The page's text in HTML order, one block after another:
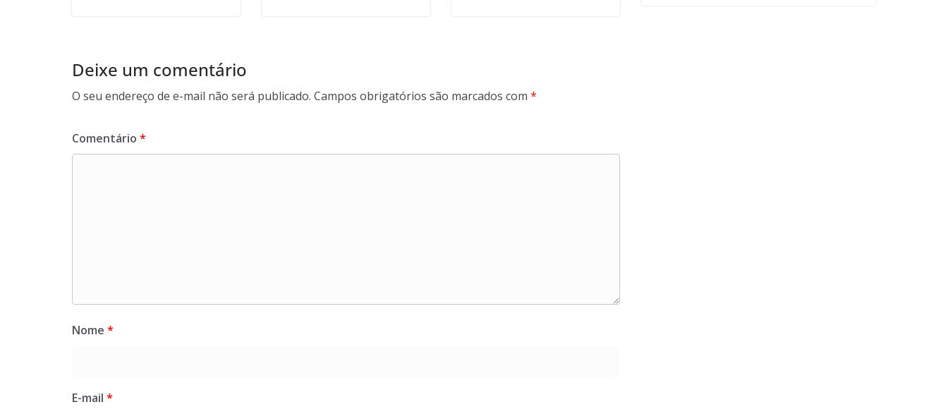
Deixe um comentário
O seu endereço de e-mail não será publicado. Campos obrigatórios são marcados com *
Comentário *
Nome *
E-mail *